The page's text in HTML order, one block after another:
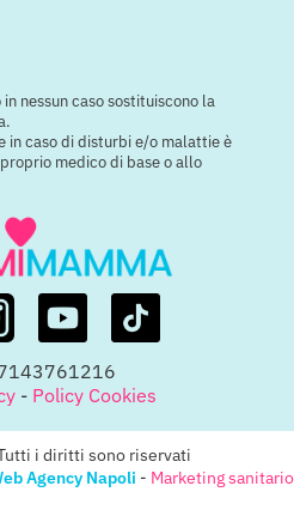
nessun caso sostituiscono la
in caso di disturbi e/o malattie è
medico di base o allo
- Policy Cookies
i diritti sono riservati
Agency Napoli - Marketing sanitario